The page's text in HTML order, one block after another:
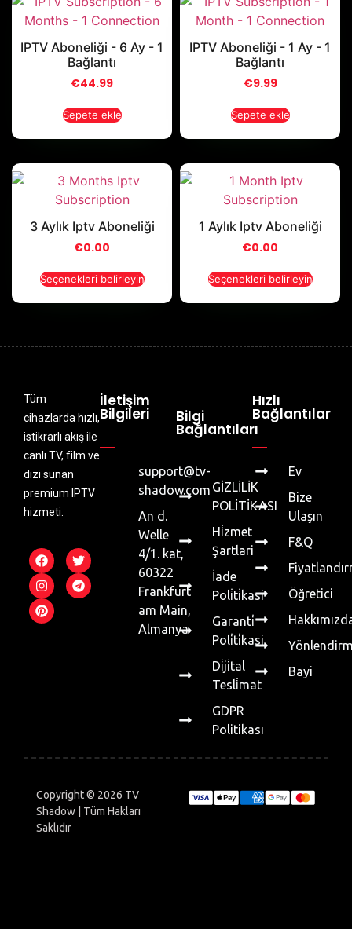
IPTV Aboneliği - 6 Ay - 1
Bağlantı
€44.99
Sepete ekle
IPTV Aboneliği - 1 Ay - 1
Bağlantı
€9.99
Sepete ekle
3 Aylık Iptv Aboneliği
€0.00
Seçenekleri belirleyin
1 Aylık Iptv Aboneliği
€0.00
Seçenekleri belirleyin
Tüm
cihazlarda hızlı,
istikrarlı akış ile
canlı TV, film ve
dizi sunan
premium IPTV
hizmeti.
İletişim
Bilgileri
support@tv-
shadow.com
An d.
Welle
4/1. kat,
60322
Frankfurt
am Main,
Almanya
Bilgi
Bağlantıları
GİZLİLİK
POLİTİKASI
Hi̇zmet
Şartlari
İade
Poli̇ti̇kasi
Garanti̇
Poli̇ti̇kasi
Di̇ji̇tal
Tesli̇mat
GDPR
Politikası
Hızlı
Bağlantılar
Ev
Bize
Ulaşın
F&Q
Öğretici
Bayi
Copyright © 2026 TV
Shadow | Tüm Hakları
Saklıdır